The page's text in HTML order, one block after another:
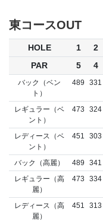
東コースOUT
HOLE 1 2
PAR
5 4
バック（ベン
ト）
489 331
レギュラー（ベ
ント）
473 324
レディース（ベ
ント）
451 303
バック（高麗） 489 341
レギュラー（高
麗）
473 334
レディース（高
麗）
451 313